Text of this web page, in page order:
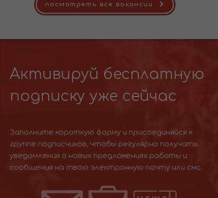
посмотреть все вакансии
Активируй бесплатную
подписку уже сейчас
Заполните короткую форму и присоединяйся к
группе подписчиков, чтобы регулярно получать
уведомления о новых предложениях работы и
сообщения на твою электронную почту или смс.